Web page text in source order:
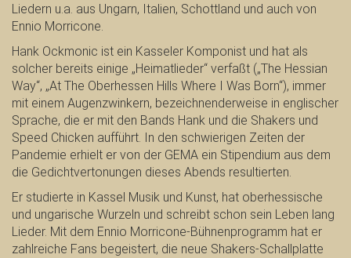
Liedern u.a. aus Ungarn, Italien, Schottland und auch von
Ennio Morricone.
Hank Ockmonic ist ein Kasseler Komponist und hat als
solcher bereits einige „Heimatlieder“ verfaßt („The Hessian
Way“, „At The Oberhessen Hills Where I Was Born“), immer
mit einem Augenzwinkern, bezeichnenderweise in englischer
Sprache, die er mit den Bands Hank und die Shakers und
Speed Chicken aufführt. In den schwierigen Zeiten der
Pandemie erhielt er von der GEMA ein Stipendium aus dem
die Gedichtvertonungen dieses Abends resultierten.
Er studierte in Kassel Musik und Kunst, hat oberhessische
und ungarische Wurzeln und schreibt schon sein Leben lang
Lieder. Mit dem Ennio Morricone-Bühnenprogramm hat er
zahlreiche Fans begeistert, die neue Shakers-Schallplatte